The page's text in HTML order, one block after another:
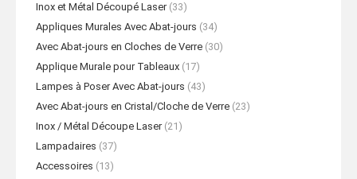
Inox et Métal Découpé Laser (33)
Appliques Murales Avec Abat-jours (34)
Avec Abat-jours en Cloches de Verre (30)
Applique Murale pour Tableaux (17)
Lampes à Poser Avec Abat-jours (43)
Avec Abat-jours en Cristal/Cloche de Verre (23)
Inox / Métal Découpe Laser (21)
Lampadaires (37)
Accessoires (13)